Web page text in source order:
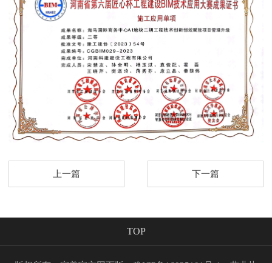
上一篇 下一篇
TOP